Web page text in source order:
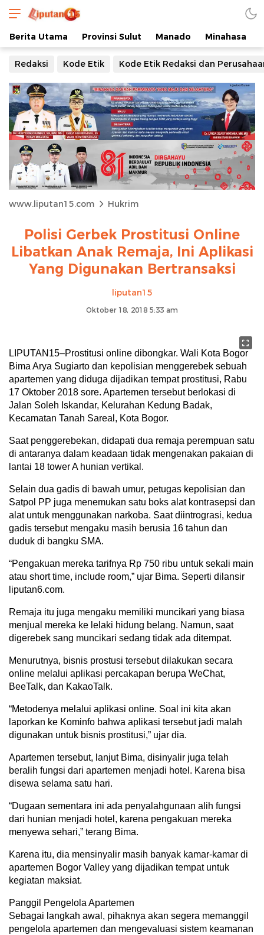
Berita Utama Provinsi Sulut Manado Minahasa
Redaksi Kode Etik Kode Etik Redaksi dan
www.liputan15.com Hukrim
Polisi Gerbek Prostitusi Online
Libatkan Anak Remaja, Ini Aplikasi
Yang Digunakan Bertransaksi
liputan15
Oktober 18, 2018 5:33 am
LIPUTAN15–Prostitusi online dibongkar. Wali Kota Bogor
Bima Arya Sugiarto dan kepolisian menggerebek sebuah
apartemen yang diduga dijadikan tempat prostitusi, Rabu
17 Oktober 2018 sore. Apartemen tersebut berlokasi di
Jalan Soleh Iskandar, Kelurahan Kedung Badak,
Kecamatan Tanah Sareal, Kota Bogor.
Saat penggerebekan, didapati dua remaja perempuan satu
di antaranya dalam keadaan tidak mengenakan pakaian di
lantai 18 tower A hunian vertikal.
Selain dua gadis di bawah umur, petugas kepolisian dan
Satpol PP juga menemukan satu boks alat kontrasepsi dan
alat untuk menggunakan narkoba. Saat diintrograsi, kedua
gadis tersebut mengaku masih berusia 16 tahun dan
duduk di bangku SMA.
“Pengakuan mereka tarifnya Rp 750 ribu untuk sekali main
atau short time, include room,” ujar Bima. Seperti dilansir
liputan6.com.
Remaja itu juga mengaku memiliki muncikari yang biasa
menjual mereka ke lelaki hidung belang. Namun, saat
digerebek sang muncikari sedang tidak ada ditempat.
Menurutnya, bisnis prostusi tersebut dilakukan secara
online melalui aplikasi percakapan berupa WeChat,
BeeTalk, dan KakaoTalk.
“Metodenya melalui aplikasi online. Soal ini kita akan
laporkan ke Kominfo bahwa aplikasi tersebut jadi malah
digunakan untuk bisnis prostitusi,” ujar dia.
Apartemen tersebut, lanjut Bima, disinyalir juga telah
beralih fungsi dari apartemen menjadi hotel. Karena bisa
disewa selama satu hari.
“Dugaan sementara ini ada penyalahgunaan alih fungsi
dari hunian menjadi hotel, karena pengakuan mereka
menyewa sehari,” terang Bima.
Karena itu, dia mensinyalir masih banyak kamar-kamar di
apartemen Bogor Valley yang dijadikan tempat untuk
kegiatan maksiat.
Panggil Pengelola Apartemen
Sebagai langkah awal, pihaknya akan segera memanggil
pengelola apartemen dan mengevaluasi sistem keamanan